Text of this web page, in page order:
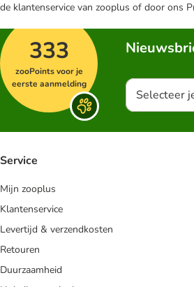
de klantenservice van zooplus of door ons
333
zooPoints voor je
eerste aanmelding
Selecteer
Service
Mijn zooplus
Klantenservice
Levertijd & verzendkosten
Retouren
Duurzaamheid